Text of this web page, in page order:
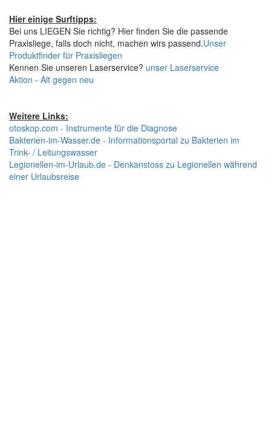
Hier einige Surftipps:
Bei uns LIEGEN Sie richtig? Hier finden Sie die passende
Praxisliege, falls doch nicht, machen wirs passend.Unser
Produktfinder für Praxisliegen
Kennen Sie unseren Laserservice? unser Laserservice
Aktion - Alt gegen neu
Weitere Links:
otoskop.com - Instrumente für die Diagnose
Bakterien-im-Wasser.de - Informationsportal zu Bakterien im
Trink- / Leitungswasser
Legionellen-im-Urlaub.de - Denkanstoss zu Legionellen während
einer Urlaubsreise